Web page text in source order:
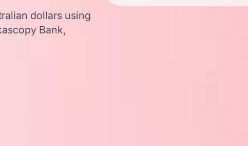
dollars using
Bank,